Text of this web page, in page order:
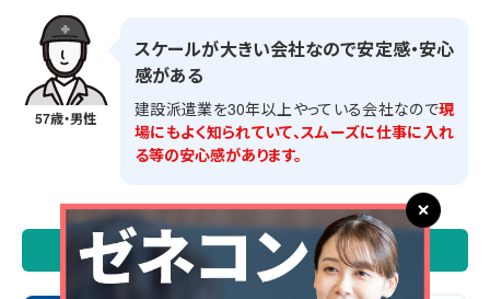
57歳・男性
スケールが大きい会社なので安定感・安心
感がある
建設派遣業を30年以上やっている会社なので現
場にもよく知られていて、スムーズに仕事に入れ
る等の安心感があります。
よくある質問